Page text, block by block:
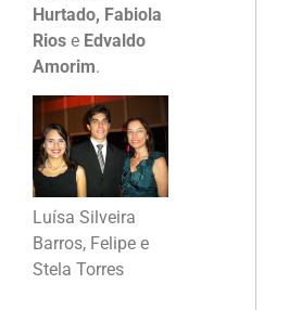
Hurtado, Fabiola
Rios e Edvaldo
Amorim.
Luísa Silveira
Barros, Felipe e
Stela Torres